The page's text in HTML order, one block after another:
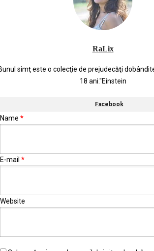
RaLix
simţ este o colecţie de prejudecăţi
18 ani."Einstein
Facebook
Name *
E-mail *
Website